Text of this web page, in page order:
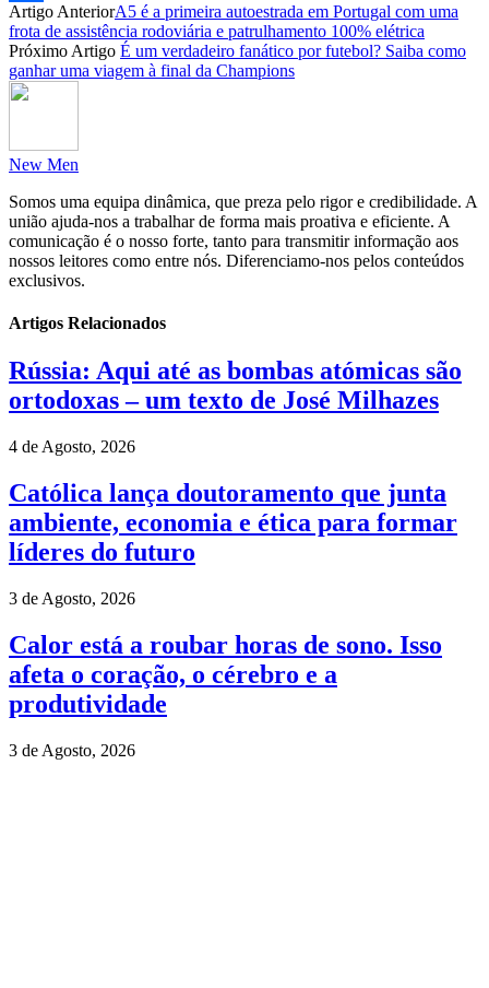
Partilhar
Artigo AnteriorA5 é a primeira autoestrada em Portugal com uma
frota de assistência rodoviária e patrulhamento 100% elétrica
Próximo Artigo É um verdadeiro fanático por futebol? Saiba como
ganhar uma viagem à final da Champions
New Men
Somos uma equipa dinâmica, que preza pelo rigor e credibilidade. A
união ajuda-nos a trabalhar de forma mais proativa e eficiente. A
comunicação é o nosso forte, tanto para transmitir informação aos
nossos leitores como entre nós. Diferenciamo-nos pelos conteúdos
exclusivos.
Artigos Relacionados
Rússia: Aqui até as bombas atómicas são
ortodoxas – um texto de José Milhazes
4 de Agosto, 2026
Católica lança doutoramento que junta
ambiente, economia e ética para formar
líderes do futuro
3 de Agosto, 2026
Calor está a roubar horas de sono. Isso
afeta o coração, o cérebro e a
produtividade
3 de Agosto, 2026